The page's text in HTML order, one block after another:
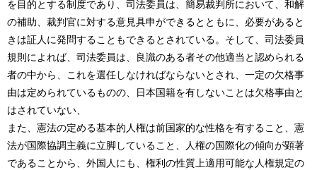
を目的とする制度であり、司法委員は、簡易裁判所において、和解
の補助、裁判官に対する意見具申ができるとともに、必要があると
きは証人に発問することもできるとされている。そして、司法委員
規則によれば、司法委員は、良識のある者その他適当と認められる
者の中から、これを選任しなければならないとされ、一定の欠格事
由は定められているものの、日本国籍を有しないことは欠格事由と
はされていない、
また、憲法の定める基本的人権は前国家的な性格を有すること、憲
法が国際協調主義に立脚していること、人権の国際化の傾向が顕著
であることから、外国人にも、権利の性質上適用可能な人権規定の